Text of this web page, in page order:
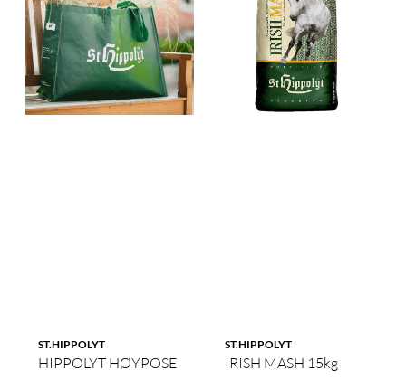
ST.HIPPOLYT
HIPPOLYT HØYPOSE
ST.HIPPOLYT
IRISH MASH 15kg